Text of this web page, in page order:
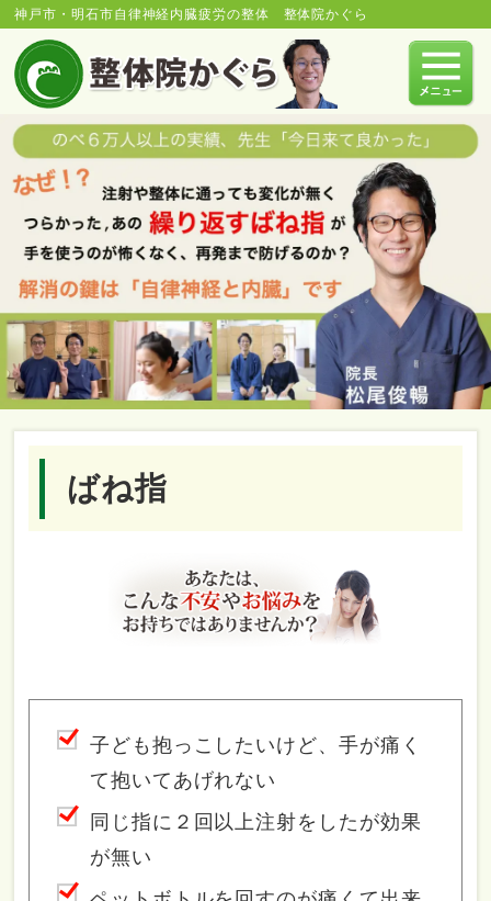
神戸市・明石市自律神経内臓疲労の整体 整体院かぐら
ばね指
子ども抱っこしたいけど、手が痛く
て抱いてあげれない
同じ指に２回以上注射をしたが効果
が無い